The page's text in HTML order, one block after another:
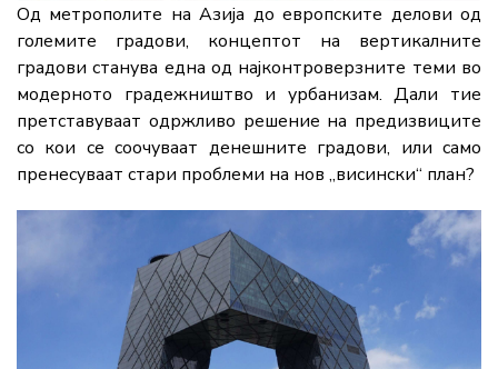
Од метрополите на Азија до европските делови од
големите градови, концептот на вертикалните
градови станува една од најконтроверзните теми во
модерното градежништво и урбанизам. Дали тие
претставуваат одржливо решение на предизвиците
со кои се соочуваат денешните градови, или само
пренесуваат стари проблеми на нов „висински“ план?